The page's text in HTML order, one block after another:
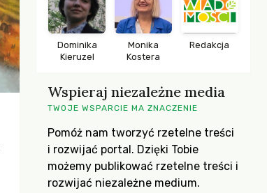
Dominika
Kieruzel
Monika
Kostera
Redakcja
Wspieraj niezależne media
TWOJE WSPARCIE MA ZNACZENIE
Pomóż nam tworzyć rzetelne treści
i rozwijać portal. Dzięki Tobie
możemy publikować rzetelne treści i
rozwijać niezależne medium.